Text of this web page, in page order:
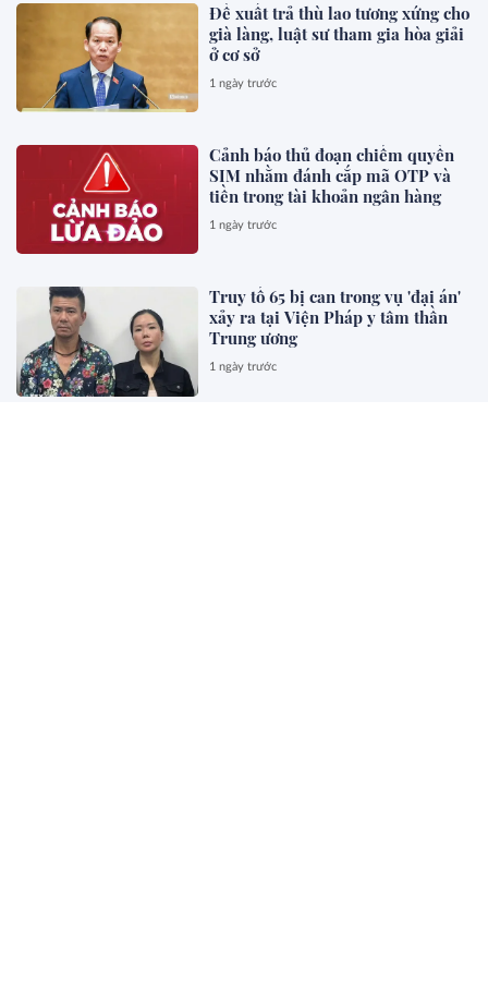
Đề xuất trả thù lao tương xứng cho
già làng, luật sư tham gia hòa giải
ở cơ sở
1 ngày trước
Cảnh báo thủ đoạn chiếm quyền
SIM nhằm đánh cắp mã OTP và
tiền trong tài khoản ngân hàng
1 ngày trước
Truy tố 65 bị can trong vụ 'đại án'
xảy ra tại Viện Pháp y tâm thần
Trung ương
1 ngày trước